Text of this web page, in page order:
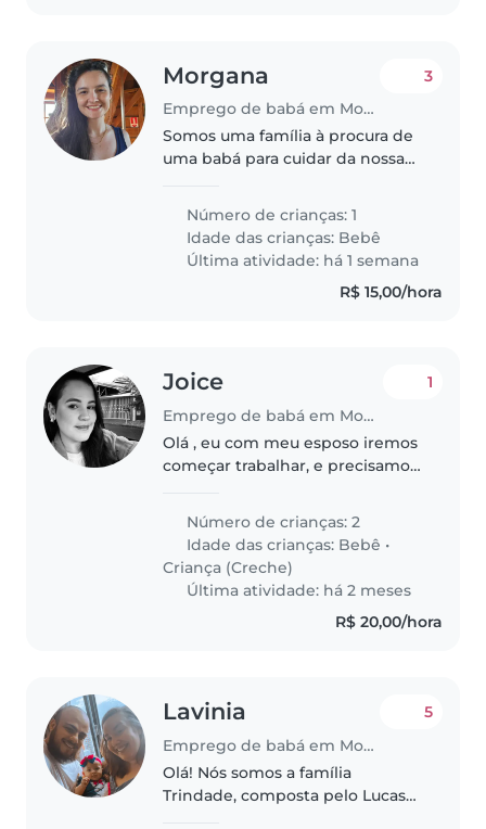
Morgana
Emprego de babá em Mogi Mirim
3
Somos uma família à procura de
uma babá para cuidar da nossa
amigável e curiosa. Trabalho
home office e ela mama apenas
em mim. Estarei presente a
Número de crianças: 1
Idade das crianças: Bebê
Última atividade: há 1 semana
R$ 15,00/hora
Joice
Emprego de babá em Mogi Mirim
1
Olá , eu com meu esposo iremos
começar trabalhar, e precisamos
nossos bebês na escola
Número de crianças: 2
Idade das crianças: Bebê •
Criança (Creche)
Última atividade: há 2 meses
R$ 20,00/hora
Lavinia
Emprego de babá em Mogi Mirim
5
Olá! Nós somos a família
Trindade, composta pelo Lucas